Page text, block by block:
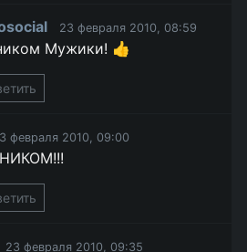
23 февраля 2010, 08:59
Мужики! 👍
февраля 2010, 09:00
23 февраля 2010, 09:35